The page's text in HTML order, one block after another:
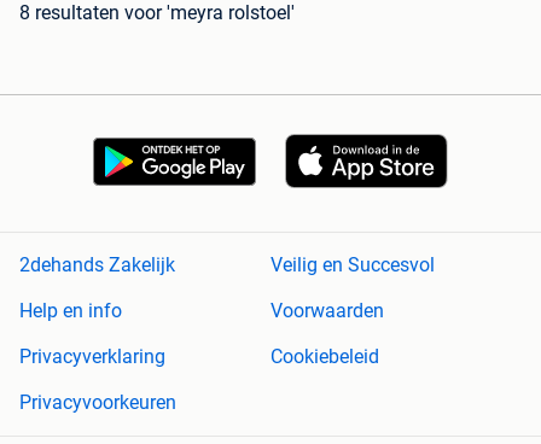
8 resultaten voor 'meyra rolstoel'
2dehands Zakelijk
Veilig en Succesvol
Help en info
Voorwaarden
Privacyverklaring
Cookiebeleid
Privacyvoorkeuren